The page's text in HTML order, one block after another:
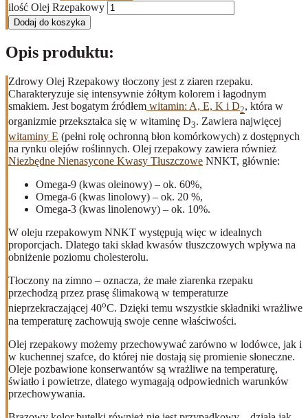
ilość Olej Rzepakowy
Dodaj do koszyka
Opis produktu:
Zdrowy Olej Rzepakowy tłoczony jest z ziaren rzepaku.
Charakteryzuje się intensywnie żółtym kolorem i łagodnym
smakiem. Jest bogatym źródłem witamin: A, E, K i D2, która w
organizmie przekształca się w witaminę D3. Zawiera najwięcej
witaminy E (pełni rolę ochronną błon komórkowych) z dostępnych
na rynku olejów roślinnych. Olej rzepakowy zawiera również
Niezbędne Nienasycone Kwasy Tłuszczowe NNKT, głównie:
Omega-9 (kwas oleinowy) – ok. 60%,
Omega-6 (kwas linolowy) – ok. 20 %,
Omega-3 (kwas linolenowy) – ok. 10%.
W oleju rzepakowym NNKT występują więc w idealnych
proporcjach. Dlatego taki skład kwasów tłuszczowych wpływa na
obniżenie poziomu cholesterolu.
Tłoczony na zimno – oznacza, że małe ziarenka rzepaku
przechodzą przez prasę ślimakową w temperaturze
nieprzekraczającej 40oC. Dzięki temu wszystkie składniki wrażliwe
na temperaturę zachowują swoje cenne właściwości.
Olej rzepakowy możemy przechowywać zarówno w lodówce, jak i
w kuchennej szafce, do której nie dostają się promienie słoneczne.
Oleje pozbawione konserwantów są wrażliwe na temperaturę,
światło i powietrze, dlatego wymagają odpowiednich warunków
przechowywania.